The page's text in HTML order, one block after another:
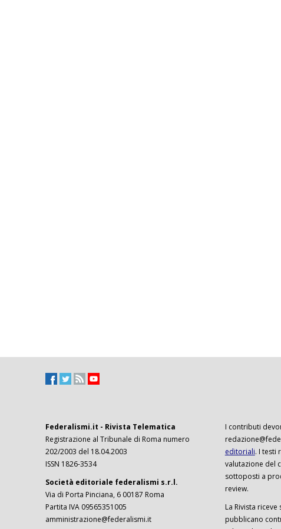
Federalismi.it - Rivista Telematica
Registrazione al Tribunale di Roma numero
202/2003 del 18.04.2003
ISSN 1826-3534
Società editoriale federalismi s.r.l.
Via di Porta Pinciana, 6 00187 Roma
Partita IVA 09565351005
amministrazione@federalismi.it
I contributi
editoriali. I testi
valutazione del
sottoposti a
review.
La Rivista
pubblicano